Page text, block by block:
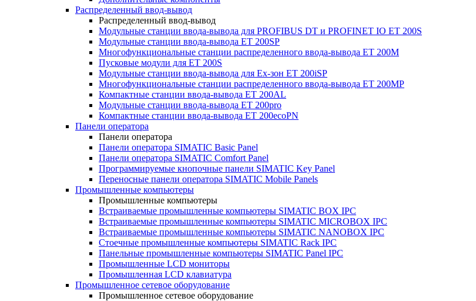
Распределенный ввод-вывод
Распределенный ввод-вывод
Модульные станции ввода-вывода для PROFIBUS DT и PROFINET IO ET 200S
Модульные станции ввода-вывода ET 200SP
Многофункциональные станции распределенного ввода-вывода ET 200M
Пусковые модули для ET 200S
Модульные станции ввода-вывода для Ex-зон ET 200iSP
Многофункциональные станции распределенного ввода-вывода ET 200MP
Компактные станции ввода-вывода ET 200AL
Модульные станции ввода-вывода ET 200pro
Компактные станции ввода-вывода ET 200ecoPN
Панели оператора
Панели оператора
Панели оператора SIMATIC Basic Panel
Панели оператора SIMATIC Comfort Panel
Программируемые кнопочные панели SIMATIC Key Panel
Переносные панели оператора SIMATIC Mobile Panels
Промышленные компьютеры
Промышленные компьютеры
Встраиваемые промышленные компьютеры SIMATIC BOX IPC
Встраиваемые промышленные компьютеры SIMATIC MICROBOX IPC
Встраиваемые промышленные компьютеры SIMATIC NANOBOX IPC
Стоечные промышленные компьютеры SIMATIC Rack IPC
Панельные промышленные компьютеры SIMATIC Panel IPC
Промышленные LCD мониторы
Промышленная LCD клавиатура
Промышленное сетевое оборудование
Промышленное сетевое оборудование